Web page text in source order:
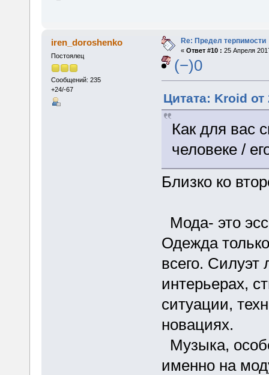
iren_doroshenko
Постоялец
Сообщений: 235
+24/-67
Re: Предел терпимости
« Ответ #10 : 25 Апреля
(−)0
Цитата: Kroid
Как для вас
человеке /
Близко ко
Мода- это
Одежда
всего. Силуэт
интерьерах,
ситуации,
новациях.
Музыка,
именно на